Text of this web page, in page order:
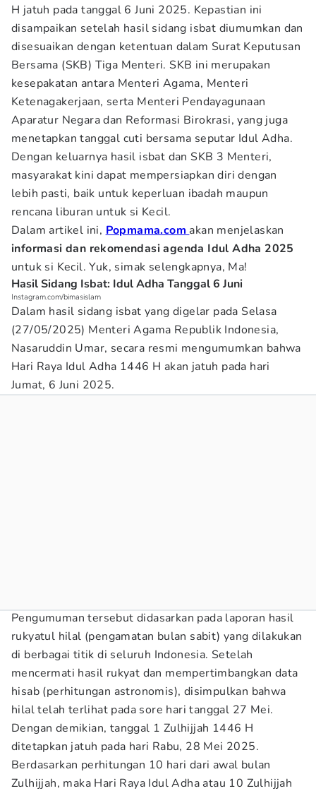
H jatuh pada tanggal 6 Juni 2025. Kepastian ini
disampaikan setelah hasil sidang isbat diumumkan dan
disesuaikan dengan ketentuan dalam Surat Keputusan
Bersama (SKB) Tiga Menteri. SKB ini merupakan
kesepakatan antara Menteri Agama, Menteri
Ketenagakerjaan, serta Menteri Pendayagunaan
Aparatur Negara dan Reformasi Birokrasi, yang juga
menetapkan tanggal cuti bersama seputar Idul Adha.
Dengan keluarnya hasil isbat dan SKB 3 Menteri,
masyarakat kini dapat mempersiapkan diri dengan
lebih pasti, baik untuk keperluan ibadah maupun
rencana liburan untuk si Kecil.
Dalam artikel ini, Popmama.com akan menjelaskan
informasi dan rekomendasi agenda Idul Adha 2025
untuk si Kecil. Yuk, simak selengkapnya, Ma!
Hasil Sidang Isbat: Idul Adha Tanggal 6 Juni
Instagram.com/bimasislam
Dalam hasil sidang isbat yang digelar pada Selasa
(27/05/2025) Menteri Agama Republik Indonesia,
Nasaruddin Umar, secara resmi mengumumkan bahwa
Hari Raya Idul Adha 1446 H akan jatuh pada hari
Jumat, 6 Juni 2025.
Pengumuman tersebut didasarkan pada laporan hasil
rukyatul hilal (pengamatan bulan sabit) yang dilakukan
di berbagai titik di seluruh Indonesia. Setelah
mencermati hasil rukyat dan mempertimbangkan data
hisab (perhitungan astronomis), disimpulkan bahwa
hilal telah terlihat pada sore hari tanggal 27 Mei.
Dengan demikian, tanggal 1 Zulhijjah 1446 H
ditetapkan jatuh pada hari Rabu, 28 Mei 2025.
Berdasarkan perhitungan 10 hari dari awal bulan
Zulhijjah, maka Hari Raya Idul Adha atau 10 Zulhijjah